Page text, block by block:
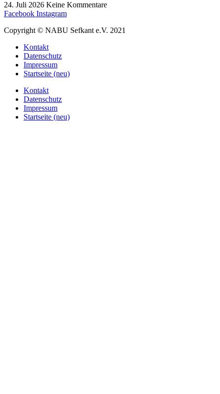
24. Juli 2026 Keine Kommentare
Facebook Instagram
Copyright © NABU Sefkant e.V. 2021
Kontakt
Datenschutz
Impressum
Startseite (neu)
Kontakt
Datenschutz
Impressum
Startseite (neu)